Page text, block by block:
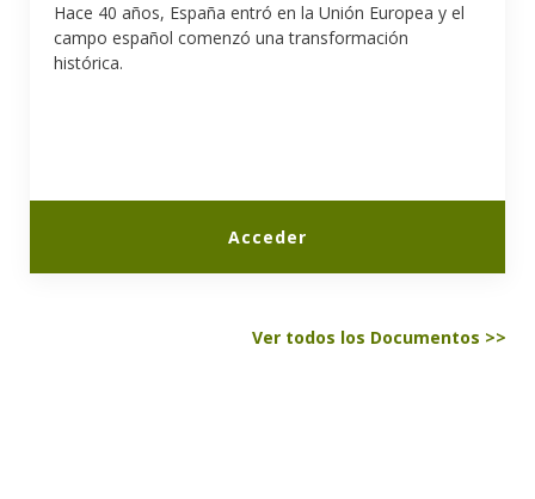
Hace 40 años, España entró en la Unión Europea y el
campo español comenzó una transformación
histórica.
Acceder
Ver todos los Documentos >>